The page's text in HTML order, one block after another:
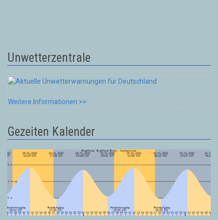
Unwetterzentrale
Weitere Informationen >>
Gezeiten Kalender